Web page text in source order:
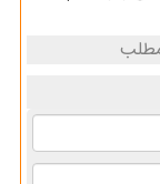
مطلب